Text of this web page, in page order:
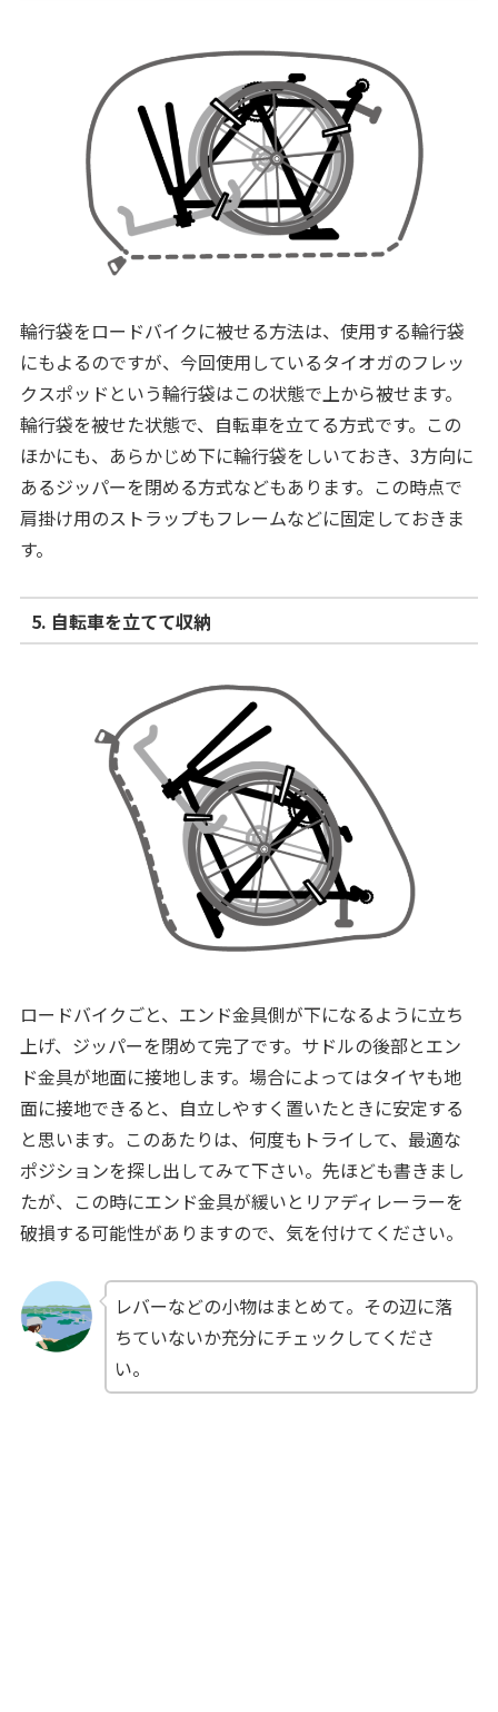
輪行袋をロードバイクに被せる方法は、使用する輪行袋
にもよるのですが、今回使用しているタイオガのフレッ
クスポッドという輪行袋はこの状態で上から被せます。
輪行袋を被せた状態で、自転車を立てる方式です。この
ほかにも、あらかじめ下に輪行袋をしいておき、3方向に
あるジッパーを閉める方式などもあります。この時点で
肩掛け用のストラップもフレームなどに固定しておきま
す。
5. 自転車を立てて収納
ロードバイクごと、エンド金具側が下になるように立ち
上げ、ジッパーを閉めて完了です。サドルの後部とエン
ド金具が地面に接地します。場合によってはタイヤも地
面に接地できると、自立しやすく置いたときに安定する
と思います。このあたりは、何度もトライして、最適な
ポジションを探し出してみて下さい。先ほども書きまし
たが、この時にエンド金具が緩いとリアディレーラーを
破損する可能性がありますので、気を付けてください。
レバーなどの小物はまとめて。その辺に落
ちていないか充分にチェックしてくださ
い。